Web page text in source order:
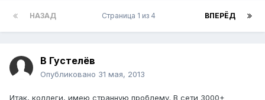
НАЗАД ВПЕРЁД
Страница 1 из 4
В Густелёв
Опубликовано 31 мая, 2013
Итак, коллеги, имею странную проблему. В сети 3000+